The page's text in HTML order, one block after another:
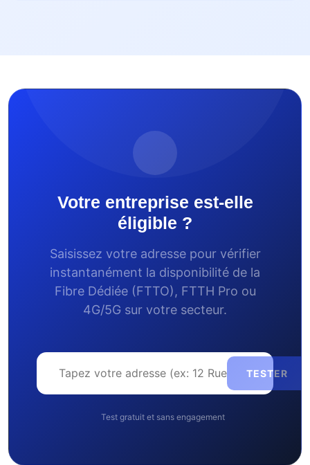
Votre entreprise est-elle
éligible ?
Saisissez votre adresse pour vérifier
instantanément la disponibilité de la
Fibre Dédiée (FTTO), FTTH Pro ou
4G/5G sur votre secteur.
TESTER
Test gratuit et sans engagement